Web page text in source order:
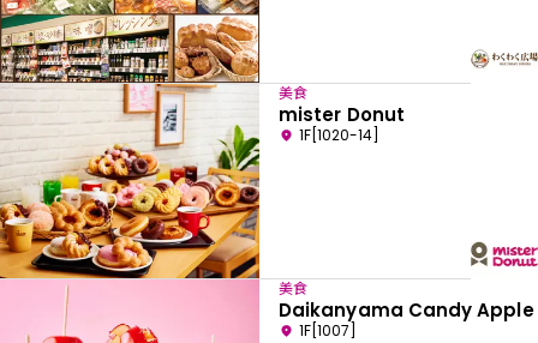
美食
mister Donut
1F[1020-14]
美食
Daikanyama Candy Apple
1F[1007]